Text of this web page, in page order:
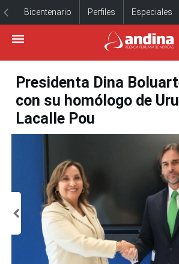
Bicentenario Perfiles Especiales
Presidenta Dina
con su homólogo de
Lacalle Pou